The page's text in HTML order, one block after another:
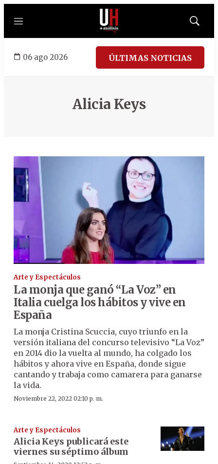
Menú
Mostrar
06 ago 2026 ÚLTIMAS NOTICIAS
Alicia Keys
Arte y Espectáculos
La monja que ganó “La Voz” en
Italia cuelga los hábitos y vive en
España
La monja Cristina Scuccia, cuyo triunfo en la
versión italiana del concurso televisivo “La Voz”
en 2014 dio la vuelta al mundo, ha colgado los
hábitos y ahora vive en España, donde sigue
cantando y trabaja como camarera para ganarse
la vida.
Noviembre 22, 2022 02:10 p. m.
Arte y Espectáculos
Alicia Keys publicará este
viernes su séptimo álbum